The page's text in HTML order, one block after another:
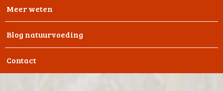
Meer weten
Blog natuurvoeding
Contact